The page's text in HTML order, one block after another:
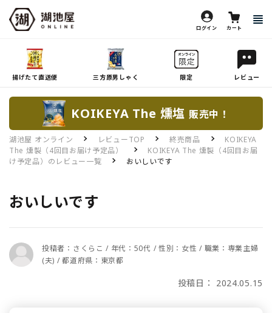
ログイン カート
揚げたて直送便 三方原男しゃく 限定 レビュー
KOIKEYA The 燻塩 販売中！
湖池屋 オンライン レビューTOP 終売商品
KOIKEYA
The 燻製（4回目お届け予定品）
KOIKEYA The 燻製（4回目お届
け予定品）のレビュー一覧
おいしいです
おいしいです
投稿者：さくらこ / 年代：50代 / 性別：女性 / 職業：専業主婦
(夫) / 都道府県：東京都
投稿日： 2024.05.15